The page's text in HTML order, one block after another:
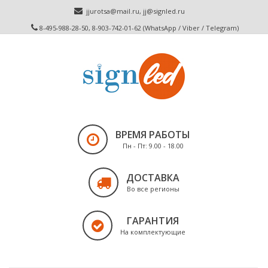
jjurotsa@mail.ru, jj@signled.ru
8-495-988-28-50, 8-903-742-01-62 (WhatsApp / Viber / Telegram)
ВРЕМЯ РАБОТЫ
Пн - Пт: 9.00 - 18.00
ДОСТАВКА
Во все регионы
ГАРАНТИЯ
На комплектующие